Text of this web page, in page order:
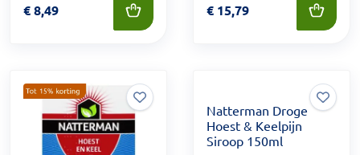
Prijs: € 8,49
€8,49 Prijs: € 15,79
€ 15,79
Natterman Droge
Hoest & Keelpijn
Siroop 150ml